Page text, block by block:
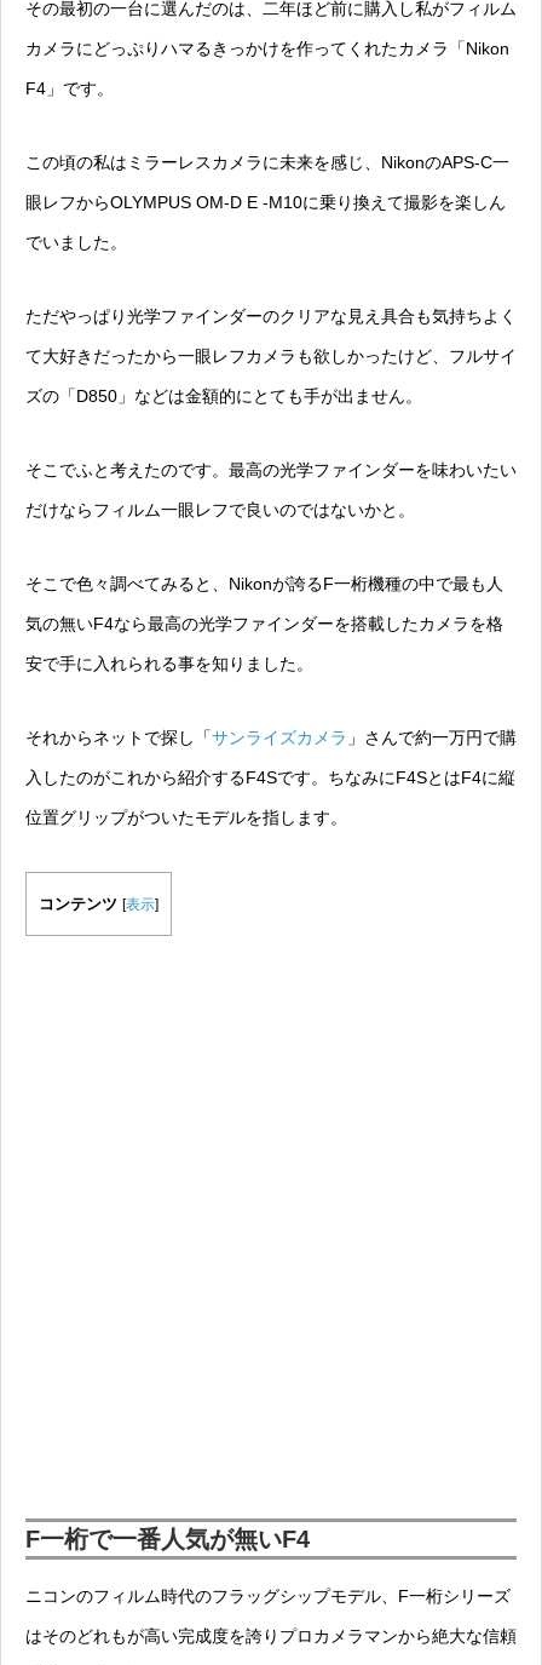
その最初の一台に選んだのは、二年ほど前に購入し私がフィルム
カメラにどっぷりハマるきっかけを作ってくれたカメラ「Nikon
F4 」です。
この頃の私はミラーレスカメラに未来を感じ、NikonのAPS-C一
眼レフからOLYMPUS OM-D E -M10に乗り換えて撮影を楽しん
でいました。
ただやっぱり光学ファインダーのクリアな見え具合も気持ちよく
て大好きだったから一眼レフカメラも欲しかったけど、フルサイ
ズの「D850」などは金額的にとても手が出ません。
そこでふと考えたのです。 最高の光学ファインダーを味わいたい
だけならフィルム一眼レフで良いのではないかと。
そこで色々調べてみると、Nikonが誇るF一桁機種の中で最も人
気の無いF4なら最高の光学ファインダーを搭載したカメラを格
安で手に入れられる事を知りました。
それからネットで探し「サンライズカメラ 」さんで約一万円で購
入したのがこれから紹介するF4Sです。ちなみにF4SとはF4に縦
位置グリップがついたモデルを指します。
コンテンツ [表示]
F一桁で一番人気が無いF4
ニコンのフィルム時代のフラッグシップモデル、F一桁シリーズ
はそのどれもが高い完成度を誇りプロカメラマンから絶大な信頼